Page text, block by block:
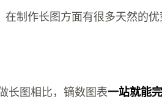
在制作长图方面有很多天然的优
长图相比，镝数图表一站就能